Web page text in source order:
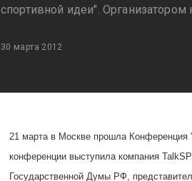
спортивной идеи".
30 марта 2012
21 марта в Москве прошла Конференция
конференции выступила компания
Государственной Думы РФ,